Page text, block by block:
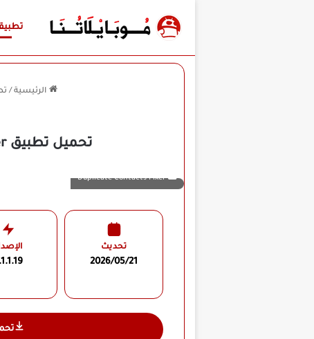
الرئيسية /
تحميل تطبيق Duplicate Contacts Fixer مهكر للأندرويد APK أخر إصدار 2026 مجانًا
Duplicate Contacts Fixer
تحديث
2026/05/21